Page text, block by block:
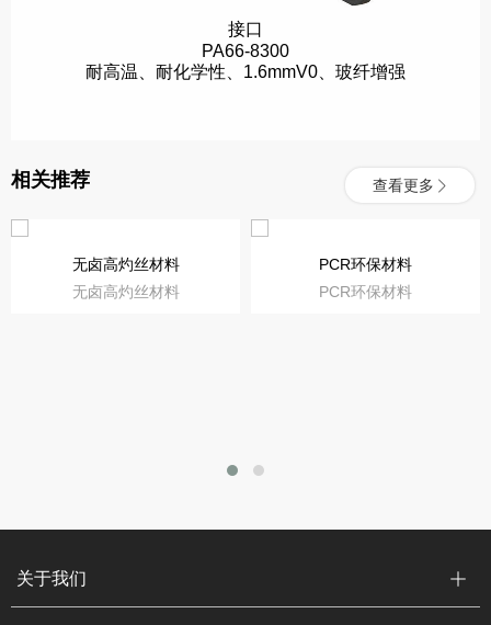
接口
PA66-8300
耐高温、耐化学性、1.6mmV0、玻纤增强
相关推荐 查看更多
无卤高灼丝材料
无卤高灼丝材料
PCR环保材料
PCR环保材料
关于我们